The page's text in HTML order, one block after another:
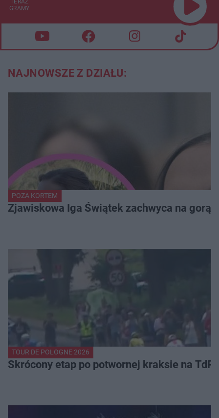
TERAZ
GRAMY
NAJNOWSZE Z DZIAŁU:
POZA KORTEM
Zjawiskowa Iga Świątek zachwyca na
TOUR DE POLOGNE 2026
Skrócony etap po potwornej kraksie na